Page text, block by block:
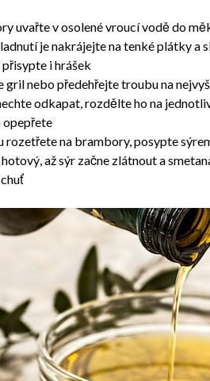
uvařte v osolené vroucí vodě do
je nakrájejte na tenké plátky a
i hrášek
gril nebo předehřejte troubu na
odkapat, rozdělte ho na
opepřete
rozetřete na brambory, posypte
až sýr začne zlátnout a